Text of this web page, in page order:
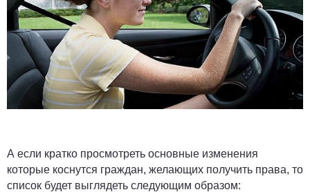
А если кратко просмотреть основные изменения
которые коснутся граждан, желающих получить права, то
список будет выглядеть следующим образом: